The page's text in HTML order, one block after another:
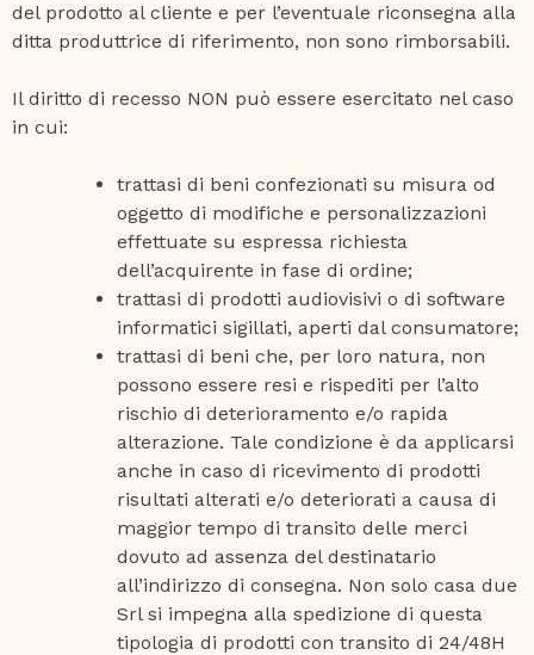
del prodotto al cliente e per l’eventuale riconsegna alla
ditta produttrice di riferimento, non sono rimborsabili.
Il diritto di recesso NON può essere esercitato nel caso
in cui:
trattasi di beni confezionati su misura od
oggetto di modifiche e personalizzazioni
effettuate su espressa richiesta
dell’acquirente in fase di ordine;
trattasi di prodotti audiovisivi o di software
informatici sigillati, aperti dal consumatore;
trattasi di beni che, per loro natura, non
possono essere resi e rispediti per l’alto
rischio di deterioramento e/o rapida
alterazione. Tale condizione è da applicarsi
anche in caso di ricevimento di prodotti
risultati alterati e/o deteriorati a causa di
maggior tempo di transito delle merci
dovuto ad assenza del destinatario
all’indirizzo di consegna. Non solo casa due
Srl si impegna alla spedizione di questa
tipologia di prodotti con transito di 24/48H